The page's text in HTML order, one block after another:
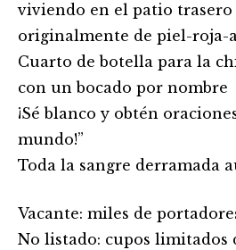
viviendo en el patio
originalmente de piel-roja-
Cuarto de botella para la
con un bocado por nombre
¡Sé blanco y obtén
mundo!”
Toda la sangre derramada
Vacante: miles de
No listado: cupos limitados